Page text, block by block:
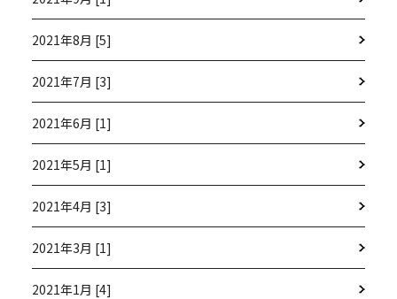
2021年8月 [5]
2021年7月 [3]
2021年6月 [1]
2021年5月 [1]
2021年4月 [3]
2021年3月 [1]
2021年1月 [4]